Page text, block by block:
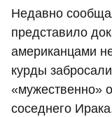
Недавно
представило
американцами
курды
«мужественно»
соседнего